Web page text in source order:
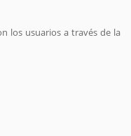
los usuarios a través de la